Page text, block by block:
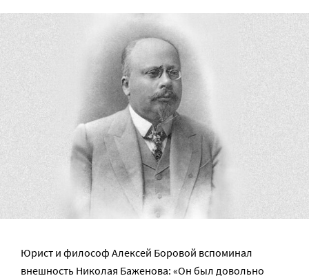
Юрист и философ Алексей Боровой вспоминал
внешность Николая Баженова: «Он был довольно